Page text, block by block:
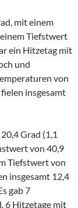
mit einem
Tiefstwert
ein Hitzetag mit
und
von
insgesamt
Grad (1,1
von 40,9
Tiefstwert von
insgesamt 12,4
gab 7
6 Hitzetage mit